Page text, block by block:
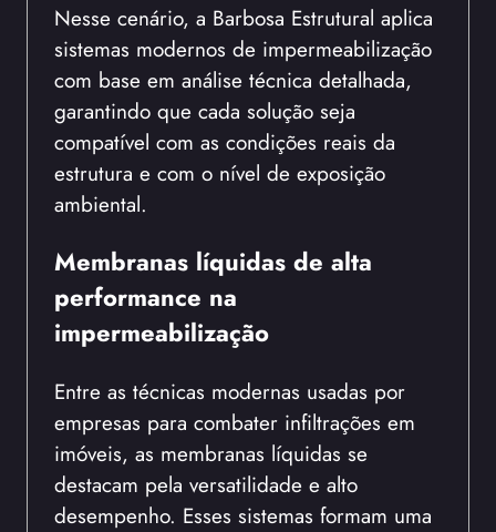
Nesse cenário, a Barbosa Estrutural aplica
sistemas modernos de impermeabilização
com base em análise técnica detalhada,
garantindo que cada solução seja
compatível com as condições reais da
estrutura e com o nível de exposição
ambiental.
Membranas líquidas de alta
performance na
impermeabilização
Entre as técnicas modernas usadas por
empresas para combater infiltrações em
imóveis, as membranas líquidas se
destacam pela versatilidade e alto
desempenho. Esses sistemas formam uma